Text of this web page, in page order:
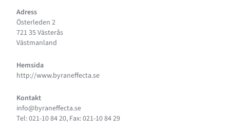
Adress
Österleden 2
721 35 Västerås
Västmanland
Hemsida
http://www.byraneffecta.se
Kontakt
info@byraneffecta.se
Tel: 021-10 84 20, Fax: 021-10 84 29